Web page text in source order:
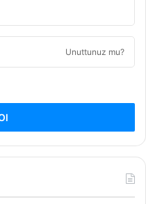
Unuttunuz mu?